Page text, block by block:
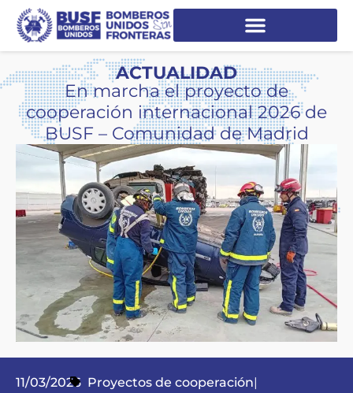
ACTUALIDAD
En marcha el proyecto de
cooperación internacional 2026 de
BUSF – Comunidad de Madrid
11/03/2026 Proyectos de cooperación|